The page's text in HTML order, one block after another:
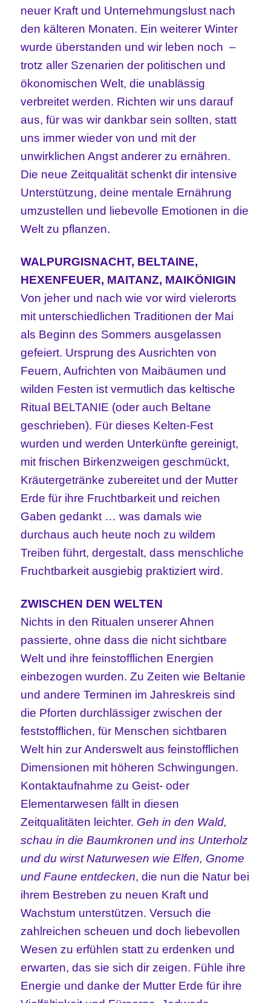
neuer Kraft und Unternehmungslust nach
den kälteren Monaten. Ein weiterer Winter
wurde überstanden und wir leben noch –
trotz aller Szenarien der politischen und
ökonomischen Welt, die unablässig
verbreitet werden. Richten wir uns darauf
aus, für was wir dankbar sein sollten, statt
uns immer wieder von und mit der
unwirklichen Angst anderer zu ernähren.
Die neue Zeitqualität schenkt dir intensive
Unterstützung, deine mentale Ernährung
umzustellen und liebevolle Emotionen in die
Welt zu pflanzen.
WALPURGISNACHT, BELTAINE,
HEXENFEUER, MAITANZ, MAIKÖNIGIN
Von jeher und nach wie vor wird vielerorts
mit unterschiedlichen Traditionen der Mai
als Beginn des Sommers ausgelassen
gefeiert. Ursprung des Ausrichten von
Feuern, Aufrichten von Maibäumen und
wilden Festen ist vermutlich das keltische
Ritual BELTANIE (oder auch Beltane
geschrieben). Für dieses Kelten-Fest
wurden und werden Unterkünfte gereinigt,
mit frischen Birkenzweigen geschmückt,
Kräutergetränke zubereitet und der Mutter
Erde für ihre Fruchtbarkeit und reichen
Gaben gedankt … was damals wie
durchaus auch heute noch zu wildem
Treiben führt, dergestalt, dass menschliche
Fruchtbarkeit ausgiebig praktiziert wird.
ZWISCHEN DEN WELTEN
Nichts in den Ritualen unserer Ahnen
passierte, ohne dass die nicht sichtbare
Welt und ihre feinstofflichen Energien
einbezogen wurden. Zu Zeiten wie Beltanie
und andere Terminen im Jahreskreis sind
die Pforten durchlässiger zwischen der
feststofflichen, für Menschen sichtbaren
Welt hin zur Anderswelt aus feinstofflichen
Dimensionen mit höheren Schwingungen.
Kontaktaufnahme zu Geist- oder
Elementarwesen fällt in diesen
Zeitqualitäten leichter. Geh in den Wald,
schau in die Baumkronen und ins Unterholz
und du wirst Naturwesen wie Elfen, Gnome
und Faune entdecken, die nun die Natur bei
ihrem Bestreben zu neuen Kraft und
Wachstum unterstützen. Versuch die
zahlreichen scheuen und doch liebevollen
Wesen zu erfühlen statt zu erdenken und
erwarten, das sie sich dir zeigen. Fühle ihre
Energie und danke der Mutter Erde für ihre